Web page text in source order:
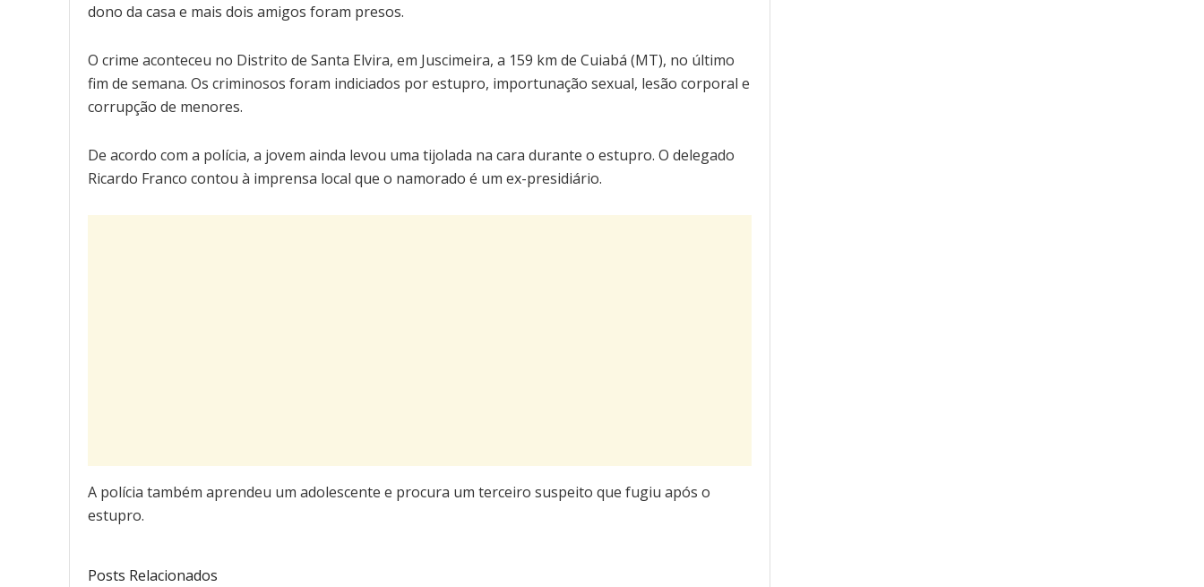
dono da casa e mais dois amigos foram presos.
O crime aconteceu no Distrito de Santa Elvira, em Juscimeira, a 159 km de Cuiabá (MT), no último
fim de semana. Os criminosos foram indiciados por estupro, importunação sexual, lesão corporal e
corrupção de menores.
De acordo com a polícia, a jovem ainda levou uma tijolada na cara durante o estupro. O delegado
Ricardo Franco contou à imprensa local que o namorado é um ex-presidiário.
A polícia também aprendeu um adolescente e procura um terceiro suspeito que fugiu após o
estupro.
Posts Relacionados